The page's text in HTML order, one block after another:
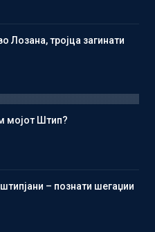
Лозана, тројца загинати
мојот Штип?
– познати шегаџии